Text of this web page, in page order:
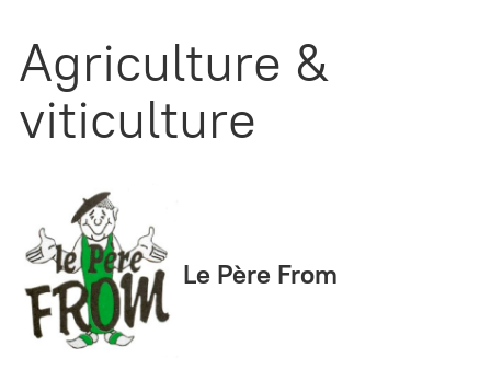
Agriculture &
viticulture
Le Père From